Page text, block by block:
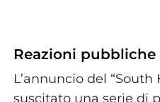
Reazioni
L’annuncio del
suscitato una serie di